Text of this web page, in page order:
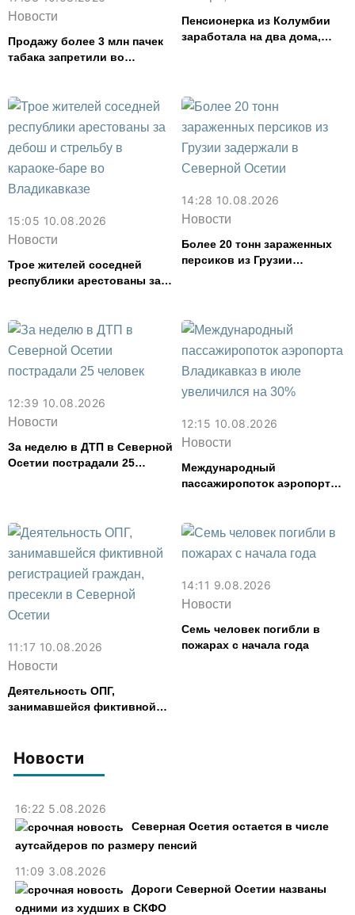
Новости
16:22 5.08.2026
Северная Осетия остается в числе
аутсайдеров по размеру пенсий
11:09 3.08.2026
Дороги Северной Осетии названы
одними из худших в СКФО
Новости
Продажу более 3 млн пачек
табака запретили во
маркировки
Пенсионерка из Колумбии
заработала на два дома,
15:05 10.08.2026
Новости
Трое жителей соседней
республики арестованы за
14:28 10.08.2026
Новости
Более 20 тонн зараженных
персиков из Грузии
12:39 10.08.2026
Новости
За неделю в ДТП в Северной
Осетии пострадали 25
12:15 10.08.2026
Новости
Международный
пассажиропоток аэропорта
11:17 10.08.2026
Новости
Деятельность ОПГ,
занимавшейся фиктивной
14:11 9.08.2026
Новости
Семь человек погибли в
пожарах с начала года